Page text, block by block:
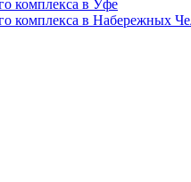
комплекса в Уфе
комплекса в Набережных